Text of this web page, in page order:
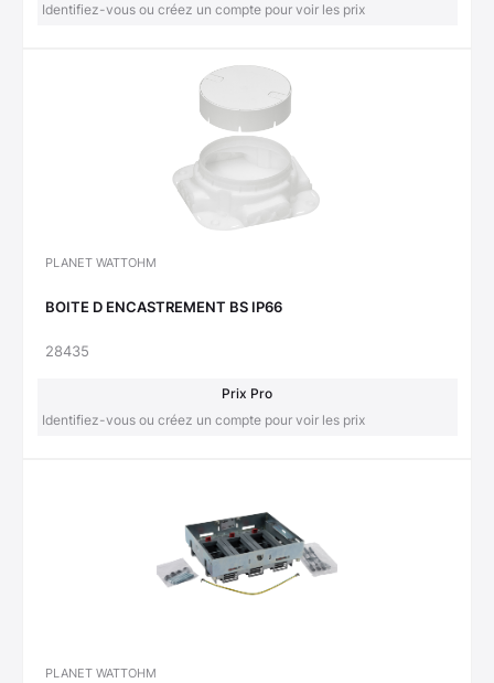
Identifiez-vous ou créez un compte pour voir les prix
PLANET WATTOHM
BOITE D ENCASTREMENT BS IP66
28435
Prix Pro
Identifiez-vous ou créez un compte pour voir les prix
PLANET WATTOHM